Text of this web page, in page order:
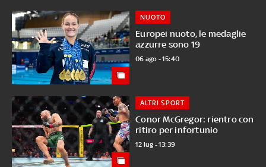
Europei nuoto, le medaglie
azzurre sono 19
NUOTO
06 ago - 15:40
Conor McGregor: rientro con
ritiro per infortunio
ALTRI SPORT
12 lug - 13:39